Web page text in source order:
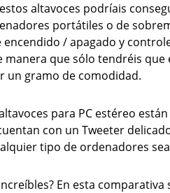
altavoces podríais
portátiles o de
/ apagado y
manera que sólo tendréis
un gramo de comodidad.
para PC estéreo
con un Tweeter
tipo de ordenadores
En esta